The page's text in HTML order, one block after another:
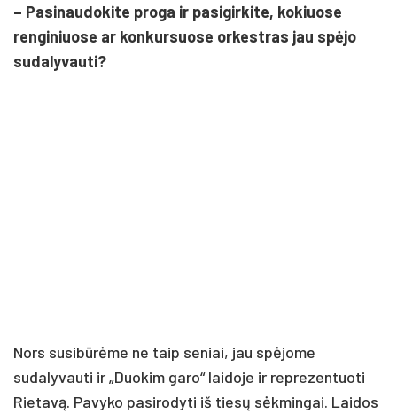
– Pasinaudokite proga ir pasigirkite, kokiuose
renginiuose ar konkursuose orkestras jau spėjo
sudalyvauti?
Nors susibūrėme ne taip seniai, jau spėjome
sudalyvauti ir „Duokim garo“ laidoje ir reprezentuoti
Rietavą. Pavyko pasirodyti iš tiesų sėkmingai. Laidos